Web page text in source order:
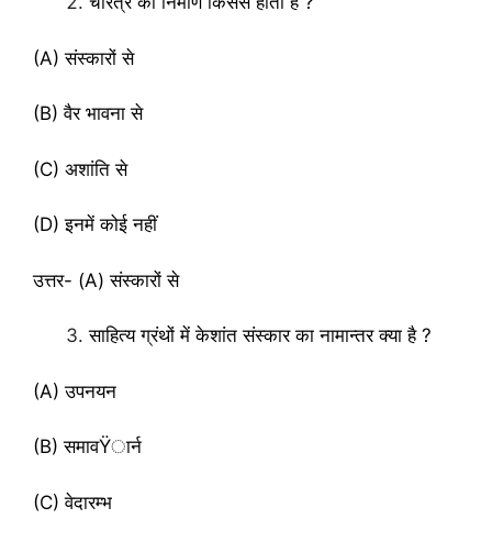
(A) संस्कारों से
(B) वैर भावना से
(C) अशांति से
(D) इनमें कोई नहीं
उत्तर- (A) संस्कारों से
साहित्य ग्रंथों में केशांत संस्कार का नामान्तर क्या है ?
(A) उपनयन
(B) समावŸार्न
(C) वेदारम्भ